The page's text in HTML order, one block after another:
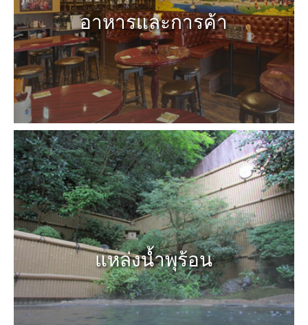
อาหารและการค้า
แหล่งน้ำพุร้อน